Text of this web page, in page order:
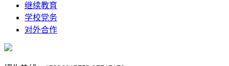
继续教育
学校党务
对外合作